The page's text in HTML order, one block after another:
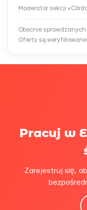
Moderator sekcji
Obecnie
Oferty są
Pracuj w
Zarejestruj się,